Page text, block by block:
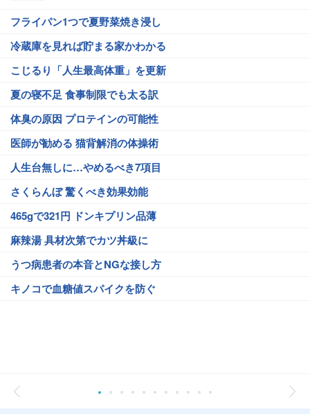
フライパン1つで夏野菜焼き浸し
冷蔵庫を見れば貯まる家かわかる
こじるり「人生最高体重」を更新
夏の寝不足 食事制限でも太る訳
体臭の原因 プロテインの可能性
医師が勧める 猫背解消の体操術
人生台無しに…やめるべき7項目
さくらんぼ 驚くべき効果効能
465gで321円 ドンキプリン品薄
麻辣湯 具材次第でカツ丼級に
うつ病患者の本音とNGな接し方
キノコで血糖値スパイクを防ぐ